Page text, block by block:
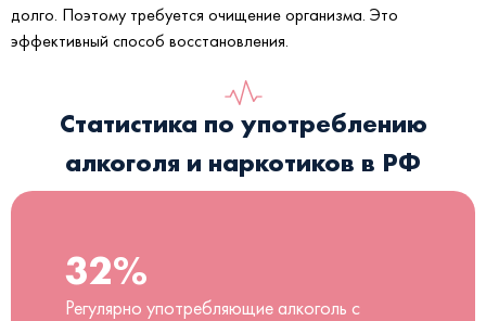
долго. Поэтому требуется очищение организма. Это
эффективный способ восстановления.
Статистика по употреблению
алкоголя и наркотиков в РФ
32%
Регулярно употребляющие алкоголь с